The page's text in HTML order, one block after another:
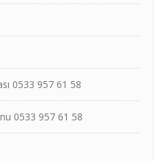
0533 957 61 58
0533 957 61 58